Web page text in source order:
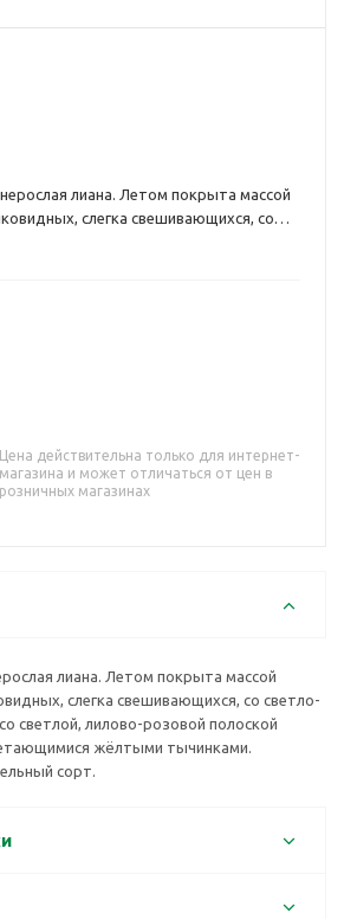
лиана. Летом покрыта массой
слегка свешивающихся, со
со светлой, лилово-розовой
Цена действительна только для интернет-
магазина и может отличаться от цен в
розничных магазинах
лиана. Летом покрыта массой
слегка свешивающихся, со светло-
светлой, лилово-розовой полоской
жёлтыми тычинками.
сорт.